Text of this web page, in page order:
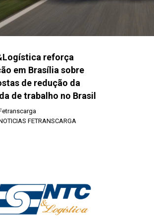
reforça
em Brasília sobre
de redução da
de trabalho no Brasil
FETRANSCARGA